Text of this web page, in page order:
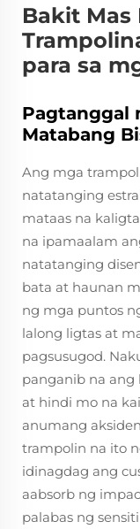
Bakit Mas
para sa
Pagtanggal
Matabang
Ang mga
natatanging
mataas na
na ipamaalam
natatanging
bata at haunan
ng mga puntos
lalong ligtas at
pagsusugod.
panganib na
at hindi mo na
anumang
trampolin na ito
idinagdag ang
aabsorb ng
palabas ng